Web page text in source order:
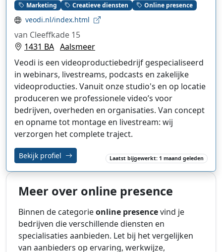
Marketing Creatieve diensten Online presence
veodi.nl/index.html
van Cleeffkade 15
1431 BA Aalsmeer
Veodi is een videoproductiebedrijf gespecialiseerd
in webinars, livestreams, podcasts en zakelijke
videoproducties. Vanuit onze studio's en op locatie
produceren we professionele video’s voor
bedrijven, overheden en organisaties. Van concept
en opname tot montage en livestream: wij
verzorgen het complete traject.
Bekijk profiel Laatst bijgewerkt: 1 maand geleden
Meer over online presence
Binnen de categorieonline presencevind je
bedrijven die verschillende diensten en
specialisaties aanbieden. Let bij het vergelijken
van aanbieders op ervaring, werkwijze,